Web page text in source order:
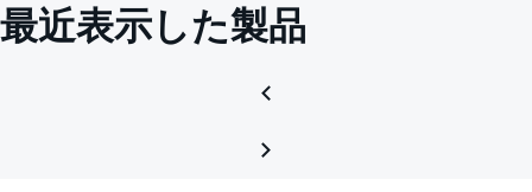
最近表示した製品